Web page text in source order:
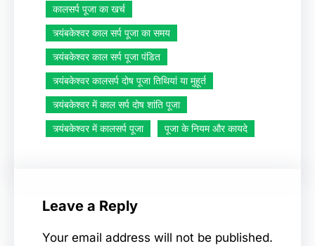
कालसर्प पूजा का खर्च
त्र्यंबकेश्वर काल सर्प पूजा का समय
त्र्यंबकेश्वर काल सर्प पूजा पंडित
त्र्यंबकेश्वर कालसर्प दोष पूजा तिथियां या मुहूर्त
त्र्यंबकेश्वर में काल सर्प दोष शांति पूजा
त्र्यंबकेश्वर में कालसर्प पूजा
पूजा के नियम और कायदे
Leave a Reply
Your email address will not be published.